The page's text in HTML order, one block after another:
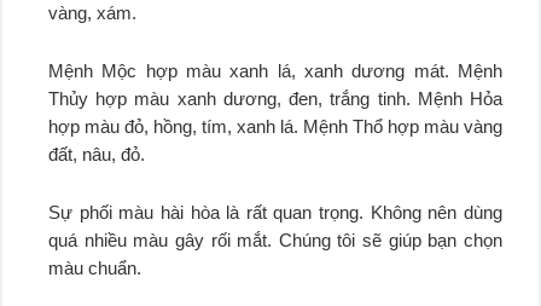
vàng, xám.
Mệnh Mộc hợp màu xanh lá, xanh dương mát. Mệnh
Thủy hợp màu xanh dương, đen, trắng tinh. Mệnh Hỏa
hợp màu đỏ, hồng, tím, xanh lá. Mệnh Thổ hợp màu vàng
đất, nâu, đỏ.
Sự phối màu hài hòa là rất quan trọng. Không nên dùng
quá nhiều màu gây rối mắt. Chúng tôi sẽ giúp bạn chọn
màu chuẩn.